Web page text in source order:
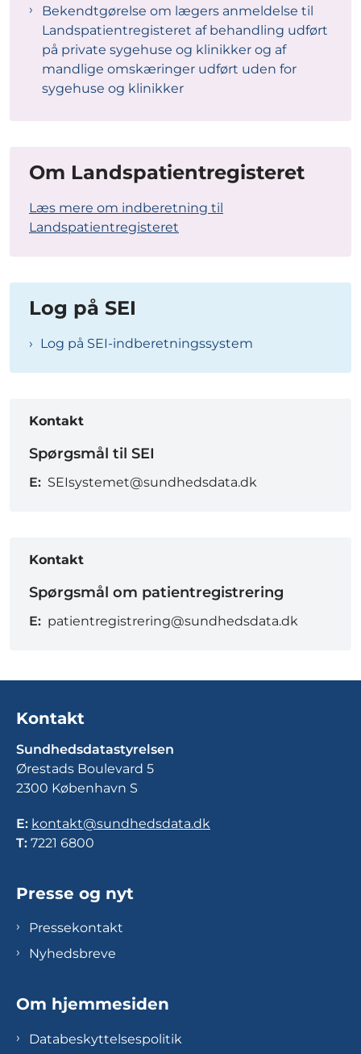
Bekendtgørelse om lægers anmeldelse til
Landspatientregisteret af behandling udført
på private sygehuse og klinikker og af
mandlige omskæringer udført uden for
sygehuse og klinikker
Om Landspatientregisteret
Læs mere om indberetning til
Landspatientregisteret
Log på SEI
Log på SEI-indberetningssystem
Kontakt
Spørgsmål til SEI
E: SEIsystemet@sundhedsdata.dk
Kontakt
Spørgsmål om patientregistrering
E: patientregistrering@sundhedsdata.dk
Kontakt
Sundhedsdatastyrelsen
Ørestads Boulevard 5
2300 København S
E: kontakt@sundhedsdata.dk
T: 7221 6800
Presse og nyt
Pressekontakt
Nyhedsbreve
Om hjemmesiden
Databeskyttelsespolitik